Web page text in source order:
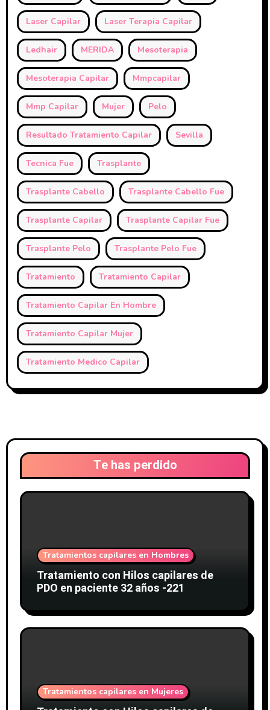
Laser Capilar Laser Terapia Capilar
Ledhair MERIDA Mesoterapia
Mesoterapia Capilar Mmpcapilar
Mmp Capilar Mujer Pelo
Resultado Tratamiento Capilar Sevilla
Tecnica Fue Trasplante
Trasplante Cabello Trasplante Cabello Fue
Trasplante Capilar Trasplante Capilar Fue
Trasplante Pelo Trasplante Pelo Fue
Tratamiento Tratamiento Capilar
Tratamiento Capilar En Hombre
Tratamiento Capilar Mujer
Tratamiento Medico Capilar
Te has perdido
Tratamientos capilares en Hombres
Tratamiento con Hilos capilares de
PDO en paciente 32 años -221
Tratamientos capilares en Mujeres